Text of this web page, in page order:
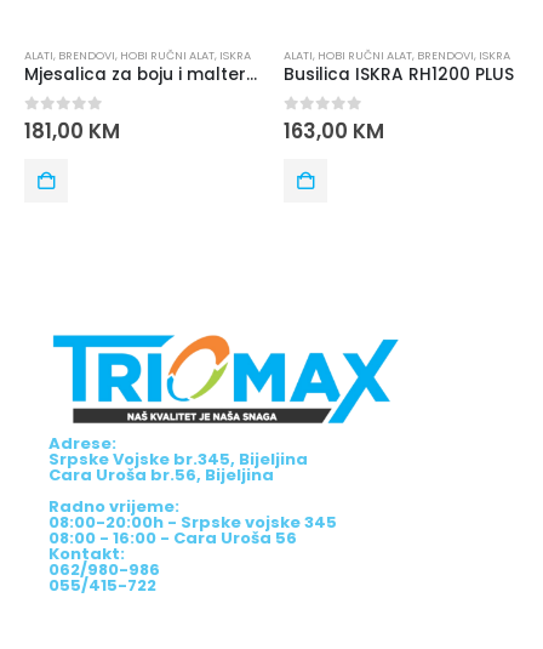
ALATI, BRENDOVI, HOBI RUČNI ALAT, ISKRA
Mjesalica za boju i malter ISKRA MM1400
0out of 5
181,00 KM
ALATI, HOBI RUČNI ALAT, BRENDOVI, ISKRA
Busilica ISKRA RH1200 PLUS
0out of 5
163,00 KM
Adrese:
Srpske Vojske br.345, Bijeljina
Cara Uroša br.56, Bijeljina
Radno vrijeme:
08:00-20:00h - Srpske vojske 345
08:00 - 16:00 - Cara Uroša 56
Kontakt:
062/980-986
055/415-722